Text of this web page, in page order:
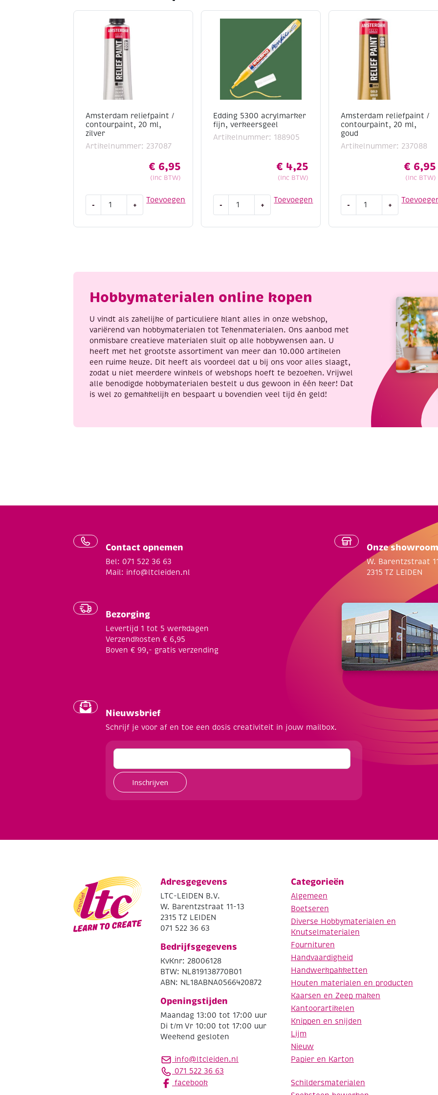
Amsterdam reliefpaint /
contourpaint, 20 ml,
zilver
Artikelnummer: 237087
€ 6,95
(Inc BTW)
Toevoegen
-
reliefpaint
aantal
+
Edding 5300 acrylmarker
fijn, verkeersgeel
Artikelnummer: 188905
€ 4,25
(Inc BTW)
Toevoegen
- +
Amsterdam reliefpaint /
contourpaint, 20 ml,
goud
Artikelnummer: 237088
€ 6,95
(Inc BTW)
-
reliefpaint
aantal
+
Hobbymaterialen online kopen
U vindt als zakelijke of particuliere klant alles in onze webshop,
variërend van hobbymaterialen tot Tekenmaterialen. Ons aanbod met
onmisbare creatieve materialen sluit op alle hobbywensen aan. U
heeft met het grootste assortiment van meer dan 10.000 artikelen
een ruime keuze. Dit heeft als voordeel dat u bij ons voor alles slaagt,
zodat u niet meerdere winkels of webshops hoeft te bezoeken. Vrijwel
alle benodigde hobbymaterialen bestelt u dus gewoon in één keer! Dat
is wel zo gemakkelijk en bespaart u bovendien veel tijd én geld!
Contact opnemen
Bel: 071 522 36 63
Mail: info@ltcleiden.nl
Bezorging
Levertijd 1 tot 5 werkdagen
Verzendkosten € 6,95
Boven € 99,- gratis verzending
Onze showroom
W. Barentzstraat
2315 TZ LEIDEN
Nieuwsbrief
Schrijf je voor af en toe een dosis creativiteit in jouw mailbox.
Inschrijven
Adresgegevens
LTC-LEIDEN B.V.
W. Barentzstraat 11-13
2315 TZ LEIDEN
071 522 36 63
Bedrijfsgegevens
KvKnr: 28006128
BTW: NL819138770B01
ABN: NL18ABNA0566420872
Openingstijden
Maandag 13:00 tot 17:00 uur
Di t/m Vr 10:00 tot 17:00 uur
Weekend gesloten
info@ltcleiden.nl
071 522 36 63
facebook
Categorieën
Algemeen
Boetseren
Diverse Hobbymaterialen en
Knutselmaterialen
Fournituren
Handvaardigheid
Handwerkpakketten
Houten materialen en producten
Kaarsen en Zeep maken
Kantoorartikelen
Knippen en snijden
Lijm
Nieuw
Papier en Karton
Schildersmaterialen